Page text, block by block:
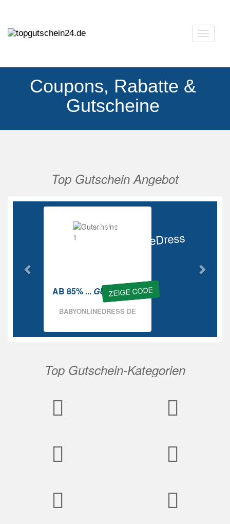
Coupons, Rabatte &
Gutscheine
Top Gutschein Angebot
Ab 85%
BabyOnlineDress
ZEIGE CODE
AB 85% ... GUTSCHEIN
BABYONLINEDRESS DE
Vorherige
Top Gutschein-Kategorien